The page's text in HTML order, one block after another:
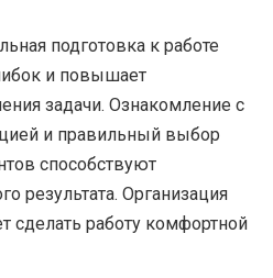
подготовка к работе
и повышает
задачи. Ознакомление с
и правильный выбор
способствуют
результата. Организация
сделать работу комфортной